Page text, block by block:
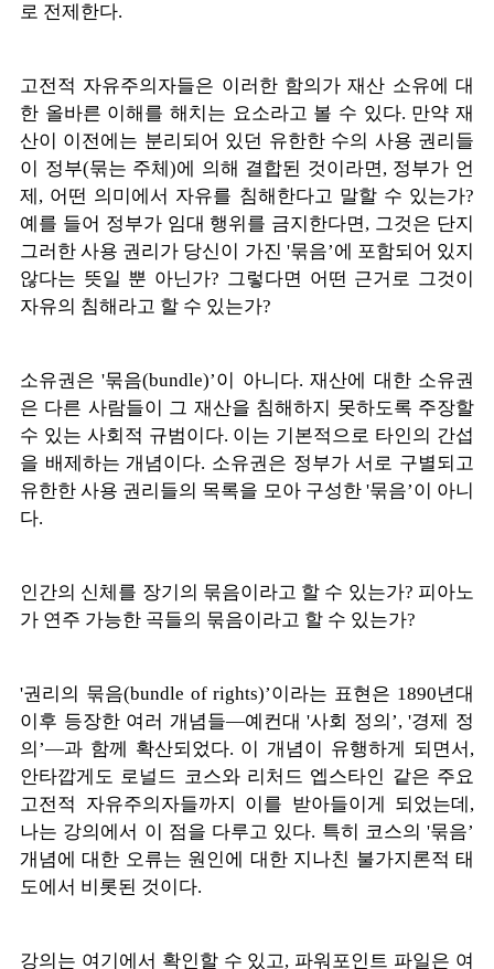
로 전제한다.
고전적 자유주의자들은 이러한 함의가 재산 소유에 대
한 올바른 이해를 해치는 요소라고 볼 수 있다. 만약 재
산이 이전에는 분리되어 있던 유한한 수의 사용 권리들
이 정부(묶는 주체)에 의해 결합된 것이라면, 정부가 언
제, 어떤 의미에서 자유를 침해한다고 말할 수 있는가?
예를 들어 정부가 임대 행위를 금지한다면, 그것은 단지
그러한 사용 권리가 당신이 가진 '묶음’에 포함되어 있지
않다는 뜻일 뿐 아닌가? 그렇다면 어떤 근거로 그것이
자유의 침해라고 할 수 있는가?
소유권은 '묶음(bundle)’이 아니다. 재산에 대한 소유권
은 다른 사람들이 그 재산을 침해하지 못하도록 주장할
수 있는 사회적 규범이다. 이는 기본적으로 타인의 간섭
을 배제하는 개념이다. 소유권은 정부가 서로 구별되고
유한한 사용 권리들의 목록을 모아 구성한 '묶음’이 아니
다.
인간의 신체를 장기의 묶음이라고 할 수 있는가? 피아노
가 연주 가능한 곡들의 묶음이라고 할 수 있는가?
'권리의 묶음(bundle of rights)’이라는 표현은 1890년대
이후 등장한 여러 개념들—예컨대 '사회 정의’, '경제 정
의’—과 함께 확산되었다. 이 개념이 유행하게 되면서,
안타깝게도 로널드 코스와 리처드 엡스타인 같은 주요
고전적 자유주의자들까지 이를 받아들이게 되었는데,
나는 강의에서 이 점을 다루고 있다. 특히 코스의 '묶음’
개념에 대한 오류는 원인에 대한 지나친 불가지론적 태
도에서 비롯된 것이다.
강의는 여기에서 확인할 수 있고, 파워포인트 파일은 여